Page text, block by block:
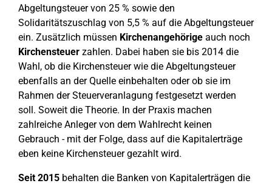
Abgeltungsteuer von 25 % sowie den
Solidaritätszuschlag von 5,5 % auf die Abgeltungsteuer
ein. Zusätzlich müssen Kirchenangehörige auch noch
Kirchensteuer zahlen. Dabei haben sie bis 2014 die
Wahl, ob die Kirchensteuer wie die Abgeltungsteuer
ebenfalls an der Quelle einbehalten oder ob sie im
Rahmen der Steuerveranlagung festgesetzt werden
soll. Soweit die Theorie. In der Praxis machen
zahlreiche Anleger von dem Wahlrecht keinen
Gebrauch - mit der Folge, dass auf die Kapitalerträge
eben keine Kirchensteuer gezahlt wird.
Seit 2015 behalten die Banken von Kapitalerträgen die